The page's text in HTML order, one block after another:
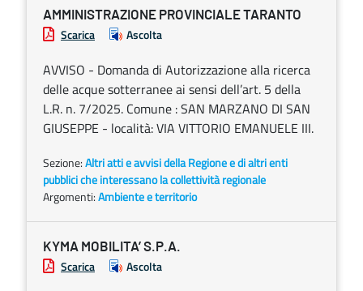
AMMINISTRAZIONE PROVINCIALE TARANTO
Scarica Ascolta
AVVISO - Domanda di Autorizzazione alla ricerca
delle acque sotterranee ai sensi dell’art. 5 della
L.R. n. 7/2025. Comune : SAN MARZANO DI SAN
GIUSEPPE - località: VIA VITTORIO EMANUELE III.
Sezione:Altri atti e avvisi della Regione e di altri enti
pubblici che interessano la collettività regionale
Argomenti:Ambiente e territorio
KYMA MOBILITA’ S.P.A.
Scarica Ascolta